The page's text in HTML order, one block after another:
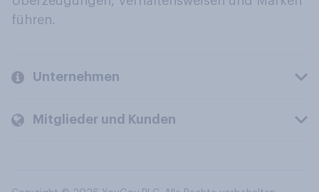
führen.
Unternehmen
Mitglieder und Kunden